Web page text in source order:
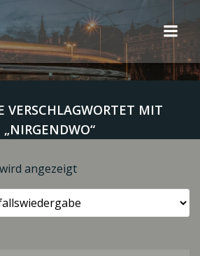
Inhalt
springen
VERSCHLAGWORTET MIT
„NIRGENDWO“
angezeigt